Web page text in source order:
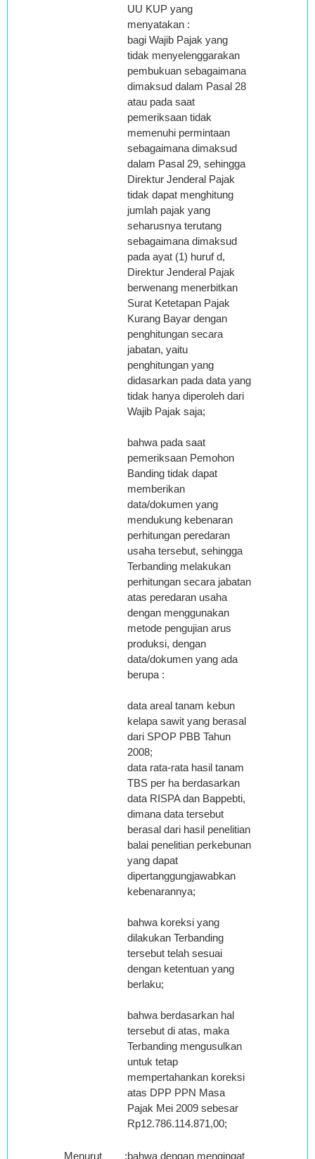
UU KUP yang
menyatakan :
bagi Wajib Pajak yang
tidak menyelenggarakan
pembukuan sebagaimana
dimaksud dalam Pasal 28
atau pada saat
pemeriksaan tidak
memenuhi permintaan
sebagaimana dimaksud
dalam Pasal 29, sehingga
Direktur Jenderal Pajak
tidak dapat menghitung
jumlah pajak yang
seharusnya terutang
sebagaimana dimaksud
pada ayat (1) huruf d,
Direktur Jenderal Pajak
berwenang menerbitkan
Surat Ketetapan Pajak
Kurang Bayar dengan
penghitungan secara
jabatan, yaitu
penghitungan yang
didasarkan pada data yang
tidak hanya diperoleh dari
Wajib Pajak saja;
bahwa pada saat
pemeriksaan Pemohon
Banding tidak dapat
memberikan
data/dokumen yang
mendukung kebenaran
perhitungan peredaran
usaha tersebut, sehingga
Terbanding melakukan
perhitungan secara jabatan
atas peredaran usaha
dengan menggunakan
metode pengujian arus
produksi, dengan
data/dokumen yang ada
berupa :
data areal tanam kebun
kelapa sawit yang berasal
dari SPOP PBB Tahun
2008;
data rata-rata hasil tanam
TBS per ha berdasarkan
data RISPA dan Bappebti,
dimana data tersebut
berasal dari hasil penelitian
balai penelitian perkebunan
yang dapat
dipertanggungjawabkan
kebenarannya;
bahwa koreksi yang
dilakukan Terbanding
tersebut telah sesuai
dengan ketentuan yang
berlaku;
bahwa berdasarkan hal
tersebut di atas, maka
Terbanding mengusulkan
untuk tetap
mempertahankan koreksi
atas DPP PPN Masa
Pajak Mei 2009 sebesar
Rp12.786.114.871,00;
Menurut :bahwa dengan mengingat